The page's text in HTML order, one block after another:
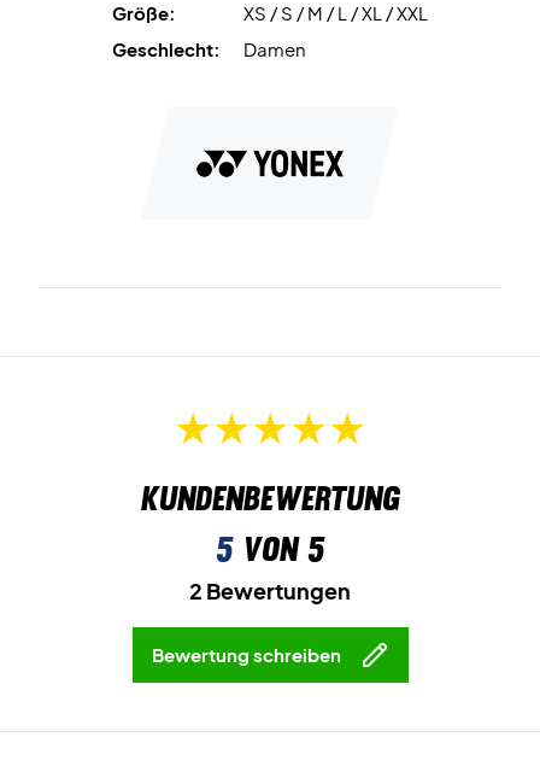
Größe:
XS / S / M / L / XL / XXL
Geschlecht:
Damen
Kundenbewertung
5von 5
2 Bewertungen
Bewertung schreiben